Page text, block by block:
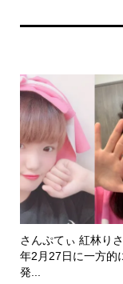
さんぷてぃ 紅林り
年2月27日に一方的
発...